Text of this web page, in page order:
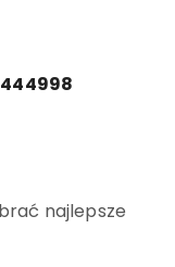
najlepsze